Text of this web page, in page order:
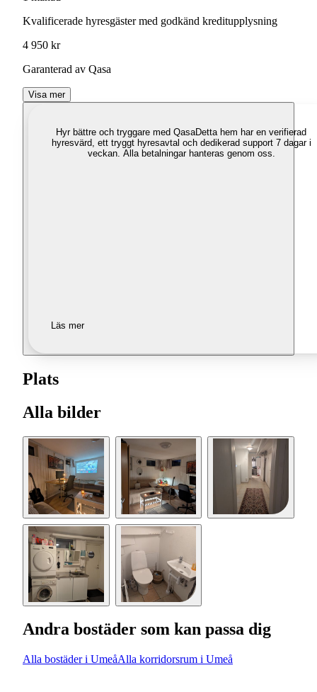
Kvalificerade hyresgäster med godkänd kreditupplysning
4 950 kr
Garanterad av Qasa
Visa mer
Hyr bättre och tryggare med QasaDetta hem har en verifierad
hyresvärd, ett tryggt hyresavtal och dedikerad support 7 dagar i
veckan. Alla betalningar hanteras genom oss.
Läs mer
Plats
Alla bilder
Andra bostäder som kan passa dig
Alla bostäder i UmeåAlla korridorsrum i Umeå